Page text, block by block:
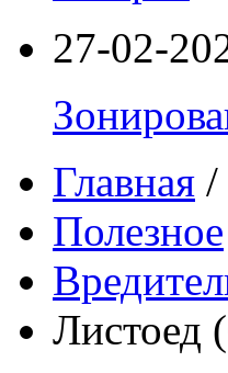
27-02-
Главная /
Полезное
Листоед